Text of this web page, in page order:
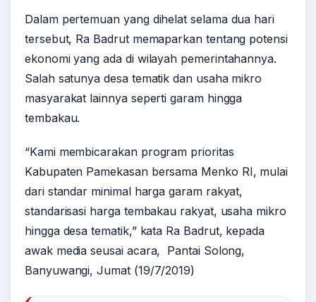
Dalam pertemuan yang dihelat selama dua hari
tersebut, Ra Badrut memaparkan tentang potensi
ekonomi yang ada di wilayah pemerintahannya.
Salah satunya desa tematik dan usaha mikro
masyarakat lainnya seperti garam hingga
tembakau.
“Kami membicarakan program prioritas
Kabupaten Pamekasan bersama Menko RI, mulai
dari standar minimal harga garam rakyat,
standarisasi harga tembakau rakyat, usaha mikro
hingga desa tematik,” kata Ra Badrut, kepada
awak media seusai acara, Pantai Solong,
Banyuwangi, Jumat (19/7/2019)